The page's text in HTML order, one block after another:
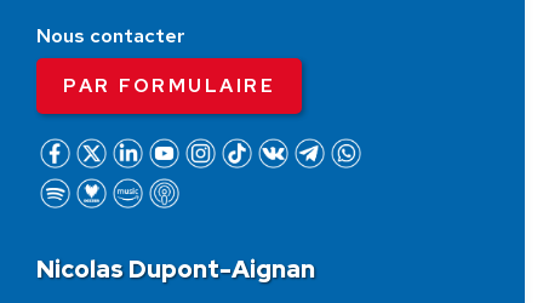
Nous contacter
PAR FORMULAIRE
Nicolas Dupont-Aignan